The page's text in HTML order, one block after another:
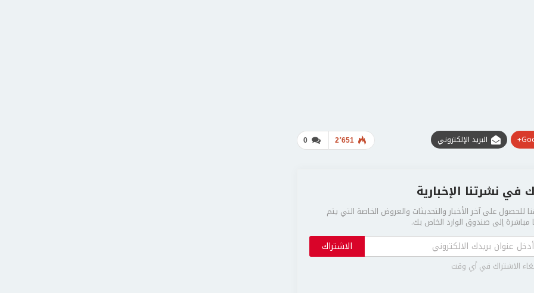
0 2٬651 البريد الإلكتروني
في نشرتنا الإخبارية
للحصول على آخر الأخبار والتحديثات والعروض الخاصة التي يتم
إلى صندوق الوارد الخاص بك.
الاشتراك
الاشتراك في أي وقت